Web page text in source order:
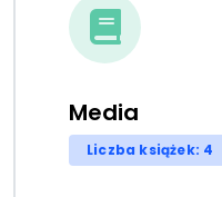
Media
Liczba książek: 4